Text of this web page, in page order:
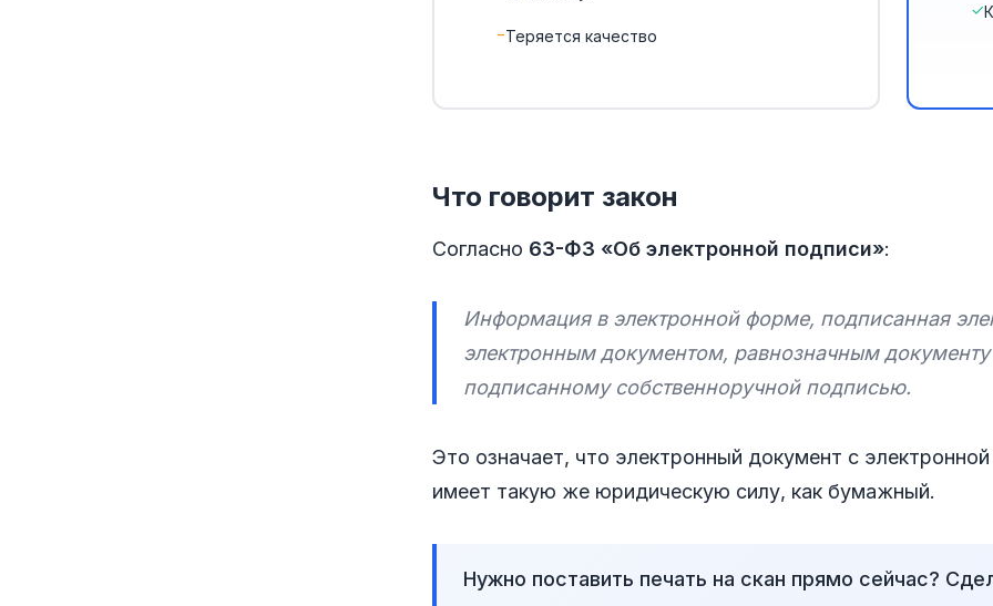
Теряется качество
Что говорит закон
Согласно 63-ФЗ «Об электронной подписи»:
Информация в электронной форме, подписанная
электронным документом, равнозначным
подписанному собственноручной подписью.
Это означает, что электронный документ с
имеет такую же юридическую силу, как бумажный.
Нужно поставить печать на скан прямо сейчас?